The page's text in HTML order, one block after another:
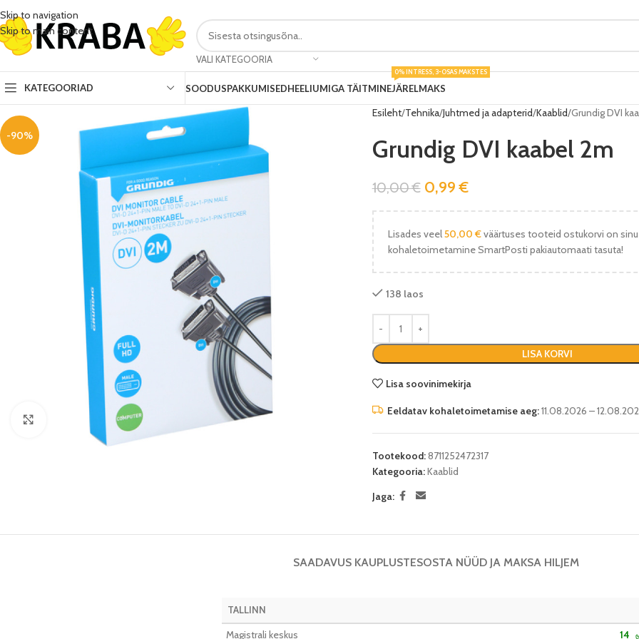
Skip to navigation
Skip to main content
VALI KATEGOORIA
KATEGOORIAD SOODUSPAKKUMISEDHEELIUMIGA TÄITMINEJÄRELMAKS
0% INTRESS, 3-OSAS MAKSTES
-90%
Esileht Tehnika Juhtmed ja adapterid Kaablid Grundig DVI
Grundig DVI kaabel 2m
10,00€ 0,99€
Lisades veel50,00 €väärtuses tooteid ostukorvi on
kohaletoimetamine SmartPosti pakiautomaati tasuta!
138 laos
LISA KORVI
Lisa soovinimekirja
Eeldatav kohaletoimetamise aeg:11.08.2026 –
Tootekood:8711252472317
Kategooria:Kaablid
Jaga:
SAADAVUS KAUPLUSTESOSTA NÜÜD JA MAKSA HILJEM
TALLINN
Magistrali keskus
14